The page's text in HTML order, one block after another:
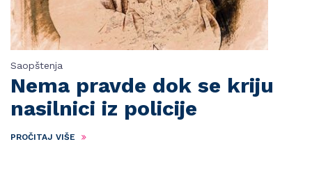
Saopštenja
Nema pravde dok se kriju
nasilnici iz policije
PROČITAJ VIŠE